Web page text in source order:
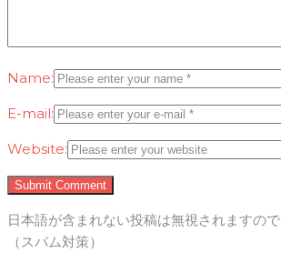
Name:
E-mail:
Website:
日本語が含まれない投稿は無視されますので
（スパム対策）